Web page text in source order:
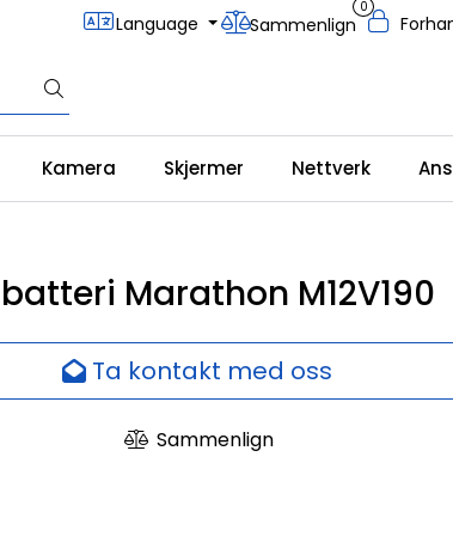
Language Sammenlign
0
Kamera Skjermer Nettverk
batteri Marathon M12V190
Ta kontakt med oss
Sammenlign